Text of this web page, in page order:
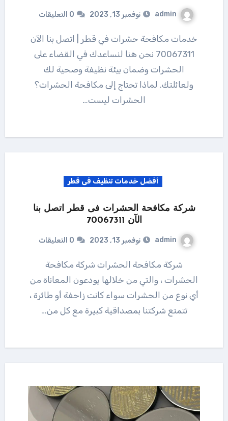
admin نوفمبر 13, 2023 0 التعليقات
خدمات مكافحة حشرات في قطر | اتصل بنا الآن
70067311 نحن هنا لنساعدك في القضاء على
الحشرات وضمان بيئة نظيفة وصحية لك
ولعائلتك. لماذا تحتاج إلى مكافحة الحشرات؟
الحشرات ليست…
أفضل خدمات تنظيف فى قطر
شركة مكافحة الحشرات فى قطر اتصل بنا
الآن 70067311
admin نوفمبر 13, 2023 0 التعليقات
شركة مكافحة الحشرات شركة مكافحة
الحشرات ، والتي من خلالها يودعون المعاناة من
أي نوع من الحشرات سواء كانت زاحفة أو طائرة ،
تتمتع شركتنا بمصداقية كبيرة مع كل من…